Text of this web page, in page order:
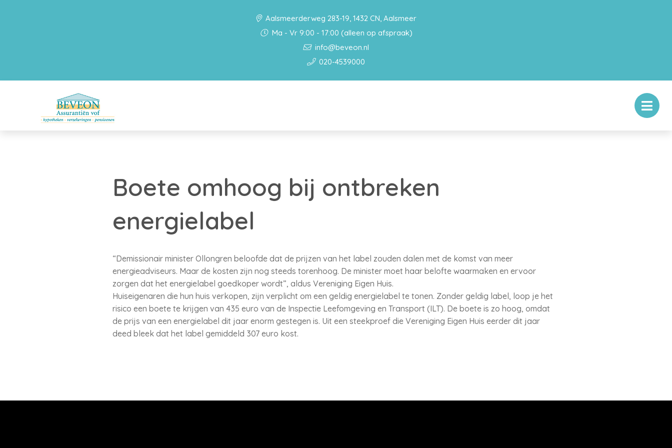
Aalsmeerderweg 283-19, 1432 CN, Aalsmeer
Ma - Vr 9:00 - 17:00 (alleen op afspraak)
info@beveon.nl
020-4539000
Boete omhoog bij ontbreken
energielabel
“Demissionair minister Ollongren beloofde dat de prijzen van het label zouden dalen met de komst van meer
energieadviseurs. Maar de kosten zijn nog steeds torenhoog. De minister moet haar belofte waarmaken en ervoor
zorgen dat het energielabel goedkoper wordt”, aldus Vereniging Eigen Huis.
Huiseigenaren die hun huis verkopen, zijn verplicht om een geldig energielabel te tonen. Zonder geldig label, loop je het
risico een boete te krijgen van 435 euro van de Inspectie Leefomgeving en Transport (ILT). De boete is zo hoog, omdat
de prijs van een energielabel dit jaar enorm gestegen is. Uit een steekproef die Vereniging Eigen Huis eerder dit jaar
deed bleek dat het label gemiddeld 307 euro kost.